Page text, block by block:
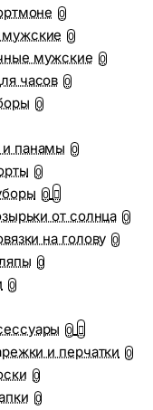
0
0
мужские 0
часов 0
0
панамы 0
0
0
от солнца 0
на голову 0
0
0
0
и перчатки 0
0
0